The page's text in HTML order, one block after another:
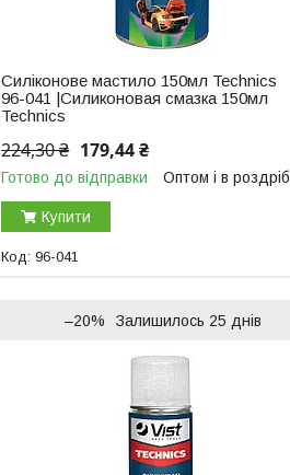
Силіконове мастило 150мл Technics
96-041 |Силиконовая смазка 150мл
Technics
224,30 ₴ 179,44 ₴
Готово до відправки Оптом і в роздріб
Купити
96-041
–20% Залишилось 25 днів